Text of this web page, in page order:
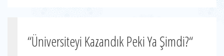
“Üniversiteyi Kazandık Peki Ya Şimdi?“